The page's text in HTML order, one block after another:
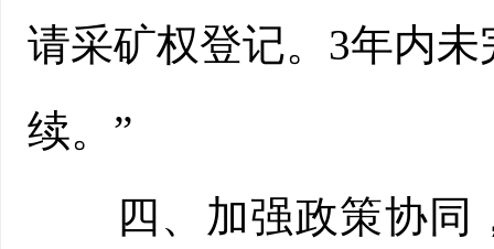
请采矿权登记。3年内
续。”
四、加强政策协同